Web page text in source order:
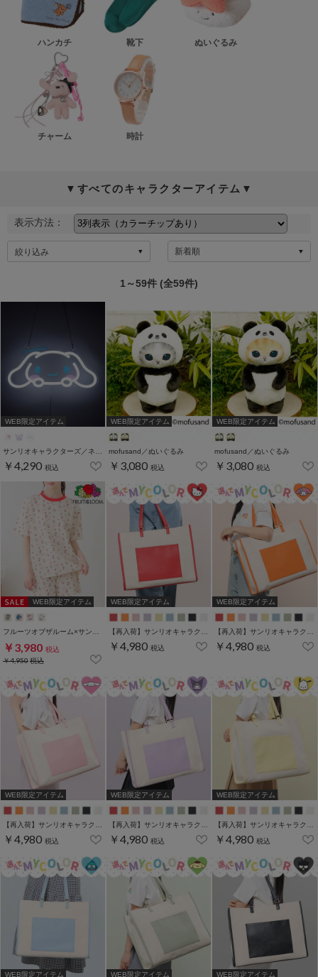
ハンカチ 靴下 ぬいぐるみ
チャーム 時計
▼すべてのキャラクターアイテム▼
表示方法：
絞り込み
1～59件 (全59件)
WEB限定アイテム
サンリオキャラクターズ／ネオンライト
￥4,290 税込
WEB限定アイテム
mofusand／ぬいぐるみ
￥3,080 税込
WEB限定アイテム
mofusand／ぬいぐるみ
￥3,080 税込
WEB限定アイテム
￥3,980 税込
￥4,950税込
WEB限定アイテム
￥4,980 税込
WEB限定アイテム
￥4,980 税込
WEB限定アイテム
￥4,980 税込
WEB限定アイテム
￥4,980 税込
WEB限定アイテム
￥4,980 税込
WEB限定アイテム WEB限定アイテム WEB限定アイテム